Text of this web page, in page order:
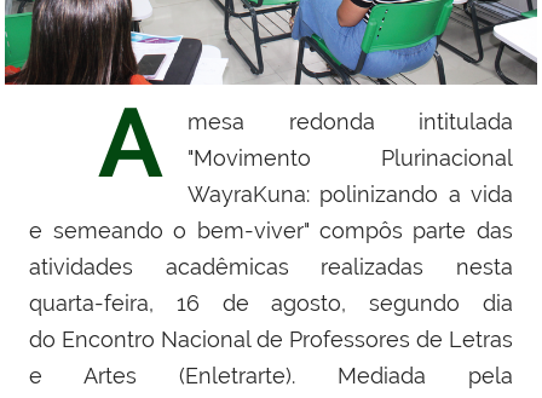
A
mesa redonda intitulada
"Movimento Plurinacional
WayraKuna: polinizando a vida
e semeando o bem-viver" compôs parte das
atividades acadêmicas realizadas nesta
quarta-feira, 16 de agosto, segundo dia
do Encontro Nacional de Professores de Letras
e Artes (Enletrarte). Mediada pela